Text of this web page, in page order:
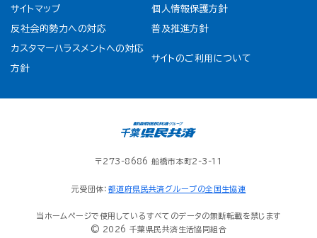
サイトマップ 個人情報保護方針
反社会的勢力への対応 普及推進方針
カスタマーハラスメントへの対応
方針
サイトのご利用について
〒273-8686 船橋市本町2-3-11
元受団体： 都道府県民共済グループの全国生協連
当ホームページで使用しているすべてのデータの無断転載を禁じます
© 2026 千葉県民共済生活協同組合